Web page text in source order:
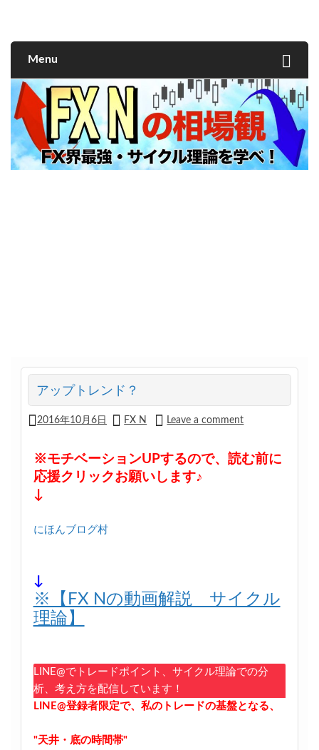
Menu
アップトレンド？
2016年10月6日 FX N Leave a comment
※モチベーションUPするので、読む前に
応援クリックお願いします♪
↓
にほんブログ村
↓
※【FX Nの動画解説 サイクル
理論】
LINE@でトレードポイント、サイクル理論での分
析、考え方を配信しています！
LINE@登録者限定で、私のトレードの基盤となる、
"天井・底の時間帯"